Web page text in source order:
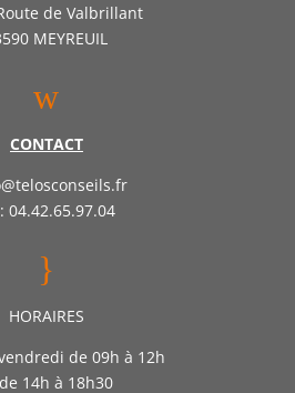
de Valbrillant
MEYREUIL
w
CONTACT
04.42.65.97.04
}
HORAIRES
de 09h à 12h
14h à 18h30